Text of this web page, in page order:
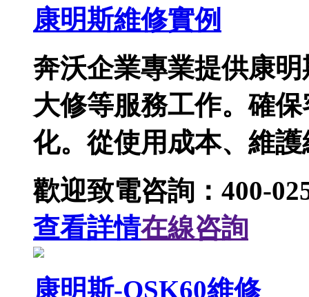
康明斯維修實例
奔沃企業專業提供康
大修等服務工作。確
化。從使用成本、維
歡迎致電咨詢：400-
查看詳情在線咨詢
康明斯-QSK60維修